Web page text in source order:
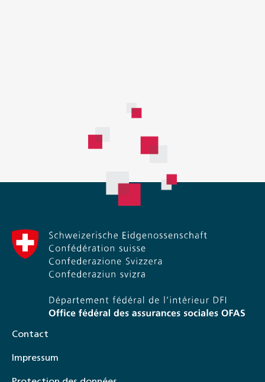
Contact
Impressum